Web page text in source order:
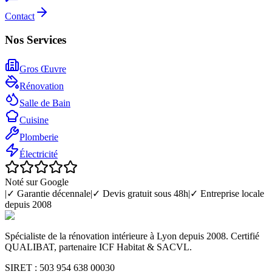
Contact
Nos Services
Gros Œuvre
Rénovation
Salle de Bain
Cuisine
Plomberie
Électricité
Noté sur Google
|✓ Garantie décennale|✓ Devis gratuit sous 48h|✓ Entreprise locale
depuis 2008
Spécialiste de la rénovation intérieure à Lyon depuis 2008. Certifié
QUALIBAT, partenaire ICF Habitat & SACVL.
SIRET : 503 954 638 00030